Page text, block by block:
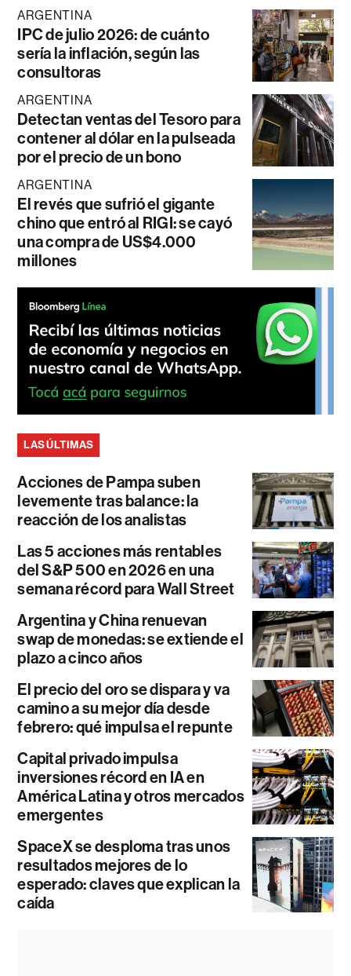
ARGENTINA
IPC de julio 2026: de cuánto
sería la inflación, según las
consultoras
ARGENTINA
Detectan ventas del Tesoro para
contener al dólar en la pulseada
por el precio de un bono
ARGENTINA
El revés que sufrió el gigante
chino que entró al RIGI: se cayó
una compra de US$4.000
millones
LAS ÚLTIMAS
Acciones de Pampa suben
levemente tras balance: la
reacción de los analistas
Las 5 acciones más rentables
del S&P 500 en 2026 en una
semana récord para Wall Street
Argentina y China renuevan
swap de monedas: se extiende el
plazo a cinco años
El precio del oro se dispara y va
camino a su mejor día desde
febrero: qué impulsa el repunte
Capital privado impulsa
inversiones récord en IA en
América Latina y otros mercados
emergentes
SpaceX se desploma tras unos
resultados mejores de lo
esperado: claves que explican la
caída